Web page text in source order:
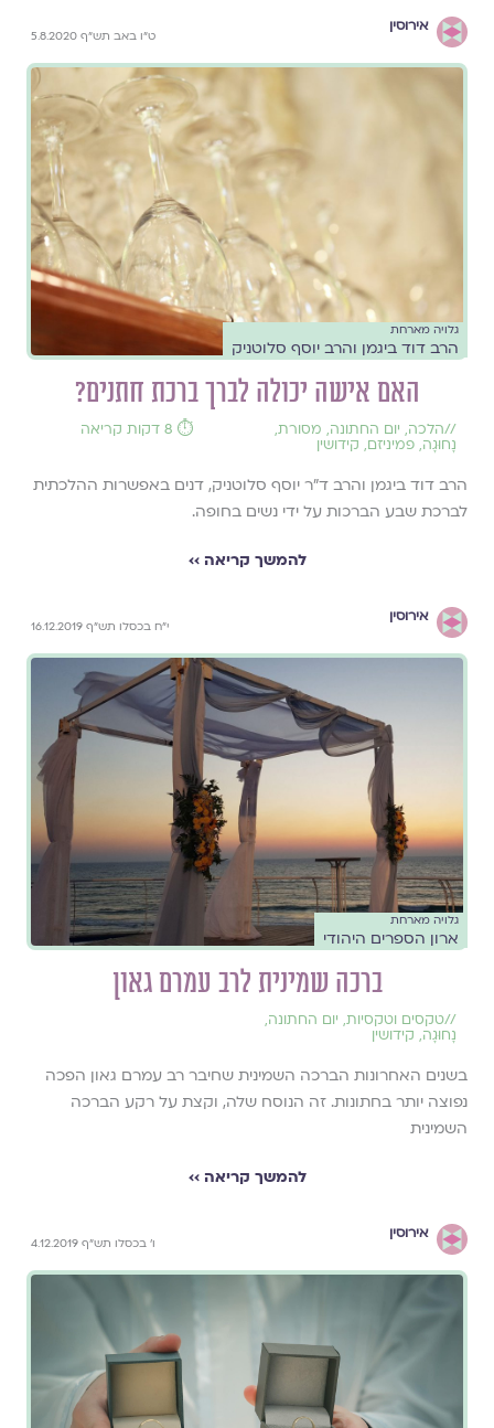
אירוסין
ט"ו באב תש"ף 5.8.2020
גלויה מארחת
הרב דוד ביגמן והרב יוסף סלוטניק
האם אישה יכולה לברך ברכת חתנים?
//הלכה, יום החתונה, מסורת,
נָחוּגָה, פמיניזם, קידושין
⏱️ 8 דקות קריאה
הרב דוד ביגמן והרב ד"ר יוסף סלוטניק, דנים באפשרות ההלכתית
לברכת שבע הברכות על ידי נשים בחופה.
להמשך קריאה ››
אירוסין
י"ח בכסלו תש"ף 16.12.2019
גלויה מארחת
ארון הספרים היהודי
ברכה שמינית לרב עמרם גאון
//טקסים וטקסיות, יום החתונה,
נָחוּגָה, קידושין
בשנים האחרונות הברכה השמינית שחיבר רב עמרם גאון הפכה
נפוצה יותר בחתונות. זה הנוסח שלה, וקצת על רקע הברכה
השמינית
להמשך קריאה ››
אירוסין
ו' בכסלו תש"ף 4.12.2019